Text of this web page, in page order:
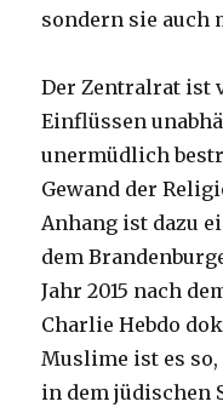
sondern sie auch
Der Zentralrat ist
Einflüssen
unermüdlich
Gewand der
Anhang ist dazu
dem
Jahr 2015 nach
Charlie Hebdo
Muslime ist es
in dem jüdischen